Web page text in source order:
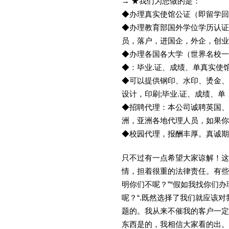
◆办理真实使馆公证（即留学
◆办理教育部国外学位学历认
员，落户，进国企，外企，
◆办理各国各大学（世界名校
◆：毕业.证、成绩、单真实使
◆可以提供钢印、水印、烫金
设计，印刷;毕业.证、成绩、
◆招聘代理：本公司诚聘英国
洲，亚洲各地代理人员，如果
◆校园代理，报酬丰厚。真诚
只不过有一点希望大家谅解！
情，担着很重的法律责任。有
明你们不呢？”“假如我找你们
呢？“.既然选择了我们就应该
题的。我从来不催我的客户一
东西是的，我相信大家看的出